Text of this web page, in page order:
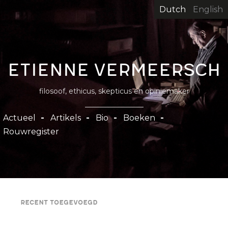
inhoud
gaan
Dutch English
Etienne Vermeersch
filosoof, ethicus, skepticus en opiniemaker
Hoofdnavigatie
Actueel Artikels Bio
Boeken
Rouwregister
Recent toegevoegd